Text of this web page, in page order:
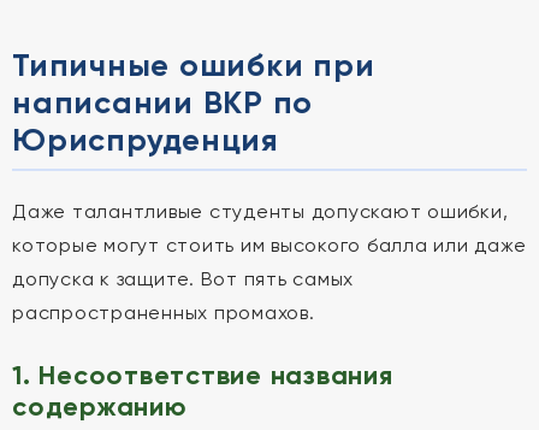
Типичные ошибки при
написании ВКР по
Юриспруденция
Даже талантливые студенты допускают ошибки,
которые могут стоить им высокого балла или даже
допуска к защите. Вот пять самых
распространенных промахов.
1. Несоответствие названия
содержанию